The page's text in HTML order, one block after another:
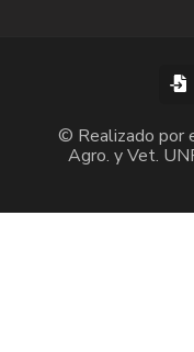
© Realizado por
Agro. y Vet.